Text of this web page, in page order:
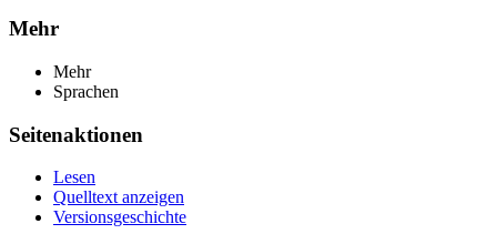
Mehr
Mehr
Sprachen
Seitenaktionen
Lesen
Quelltext anzeigen
Versionsgeschichte